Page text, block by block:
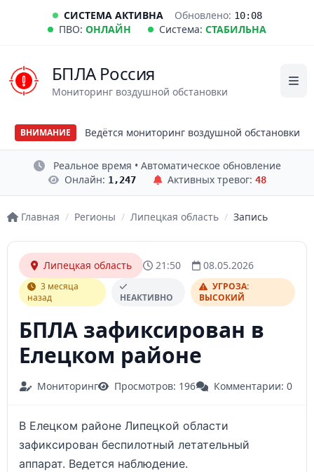
СИСТЕМА АКТИВНА Обновлено: 10:08
ПВО: ОНЛАЙН Система: СТАБИЛЬНА
БПЛА Россия
Мониторинг воздушной обстановки
ВНИМАНИЕ Ведётся мониторинг воздушной обстановки
Реальное время • Автоматическое обновление
Онлайн: 1,247 Активных тревог: 48
Главная / Регионы / Липецкая область / Запись
Липецкая область 21:50 08.05.2026
3 месяца
назад
НЕАКТИВНО
УГРОЗА:
ВЫСОКИЙ
БПЛА зафиксирован в
Елецком районе
Мониторинг Просмотров: 196 Комментарии: 0
В Елецком районе Липецкой области
зафиксирован беспилотный летательный
аппарат. Ведется наблюдение.